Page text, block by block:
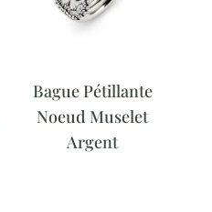
Bague Pétillante
Noeud Muselet
Argent